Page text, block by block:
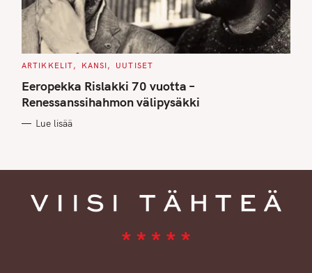
C
T
E
G
O
I
ARTIKKELIT KANSI UUTISET
Eeropekka Rislakki 70 vuotta –
Renessanssihahmon välipysäkki
Lue lisää